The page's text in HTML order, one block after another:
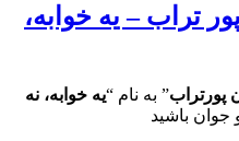
تراب – یه خوابه،
پورتراب” به نام “یه خوابه، نه
جوان باشید